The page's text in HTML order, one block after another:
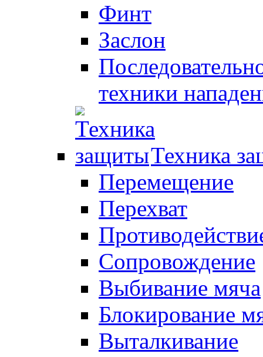
Финт
Заслон
техники
Техника
Перемещение
Перехват
Сопровождение
Выбивание мяча
Блокирование
Выталкивание